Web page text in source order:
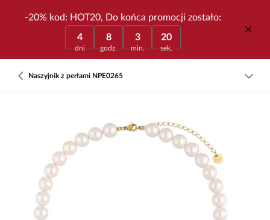
-20% kod: HOT20, Do końca promocji zostało:
4
dni
8
godz.
3
min.
20
sek.
Naszyjnik z perłami NPE0265